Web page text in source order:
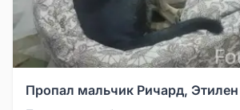
Пропал мальчик Ричард, Этилен